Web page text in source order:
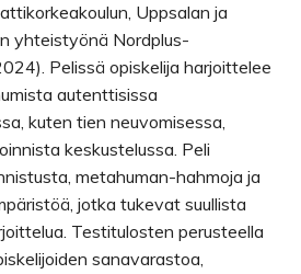
Uppsalan ja
yhteistyönä Nordplus-
Pelissä opiskelija harjoittelee
autenttisissa
kuten tien neuvomisessa,
keskustelussa. Peli
metahuman-hahmoja ja
jotka tukevat suullista
Testitulosten perusteella
sanavarastoa,